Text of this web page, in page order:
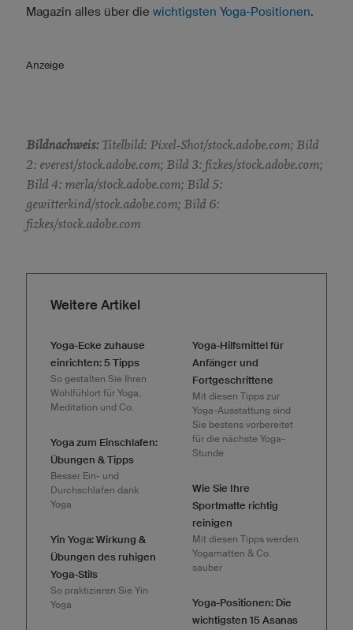
Magazin alles über die wichtigsten Yoga-Positionen.
Anzeige
Bildnachweis:Titelbild: Pixel-Shot/stock.adobe.com; Bild
2: everest/stock.adobe.com; Bild 3: fizkes/stock.adobe.com;
Bild 4: merla/stock.adobe.com; Bild 5:
gewitterkind/stock.adobe.com; Bild 6:
fizkes/stock.adobe.com
Weitere Artikel
Yoga-Ecke zuhause
einrichten: 5 Tipps
So gestalten Sie Ihren
Wohlfühlort für Yoga,
Meditation und Co.
Yoga zum Einschlafen:
Übungen & Tipps
Besser Ein- und
Durchschlafen dank
Yoga
Yin Yoga: Wirkung &
Übungen des ruhigen
Yoga-Stils
So praktizieren Sie Yin
Yoga
Yoga-Hilfsmittel für
Anfänger und
Fortgeschrittene
Mit diesen Tipps zur
Yoga-Ausstattung sind
Sie bestens vorbereitet
für die nächste Yoga-
Stunde
Wie Sie Ihre
Sportmatte richtig
reinigen
Mit diesen Tipps werden
Yogamatten & Co.
sauber
Yoga-Positionen: Die
wichtigsten 15 Asanas